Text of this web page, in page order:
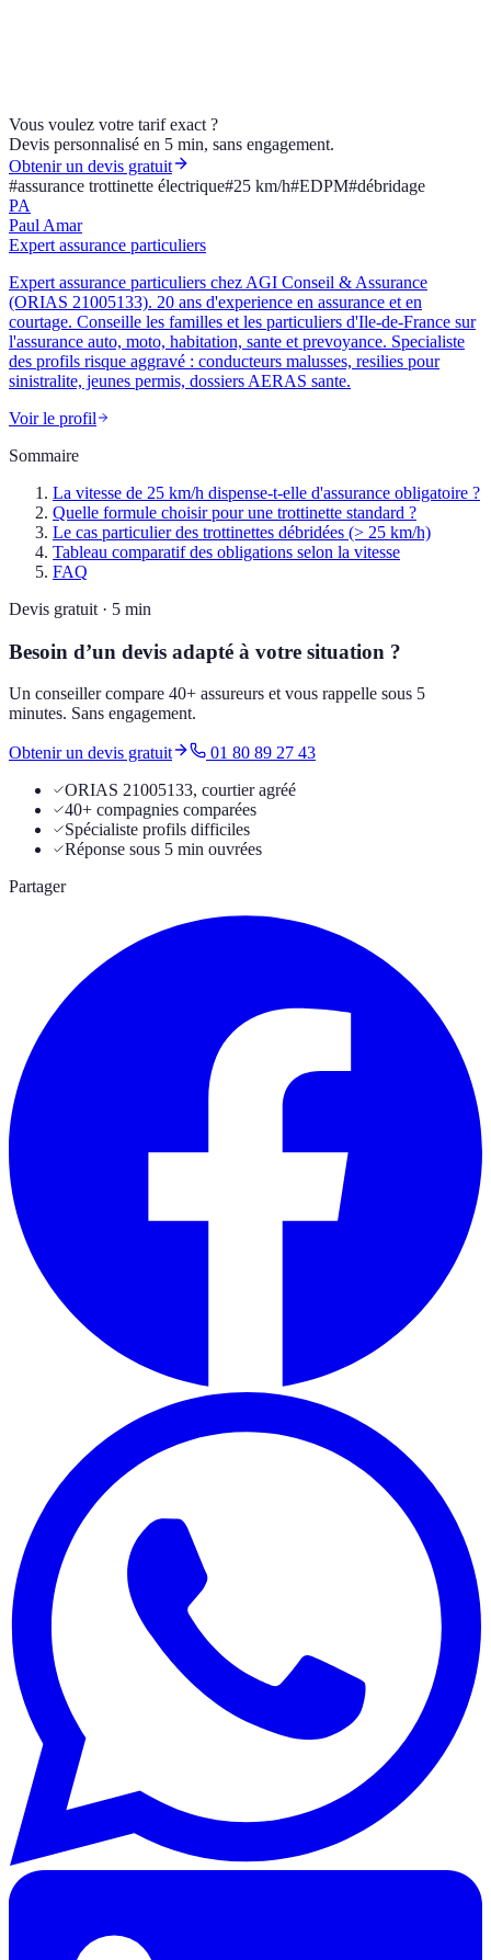
Demandez votre devis.
Vous voulez votre tarif exact ?
Devis personnalisé en 5 min, sans engagement.
Obtenir un devis gratuit
#assurance trottinette électrique#25 km/h#EDPM#débridage
PA
Paul Amar
Expert assurance particuliers
Expert assurance particuliers chez AGI Conseil & Assurance
(ORIAS 21005133). 20 ans d'experience en assurance et en
courtage. Conseille les familles et les particuliers d'Ile-de-France sur
l'assurance auto, moto, habitation, sante et prevoyance. Specialiste
des profils risque aggravé : conducteurs malusses, resilies pour
sinistralite, jeunes permis, dossiers AERAS sante.
Voir le profil
Sommaire
La vitesse de 25 km/h dispense-t-elle d'assurance obligatoire ?
Quelle formule choisir pour une trottinette standard ?
Le cas particulier des trottinettes débridées (> 25 km/h)
Tableau comparatif des obligations selon la vitesse
FAQ
Devis gratuit · 5 min
Besoin d’un devis adapté à votre situation ?
Un conseiller compare 40+ assureurs et vous rappelle sous 5
minutes. Sans engagement.
Obtenir un devis gratuit
01 80 89 27 43
ORIAS 21005133, courtier agréé
40+ compagnies comparées
Spécialiste profils difficiles
Réponse sous 5 min ouvrées
Partager